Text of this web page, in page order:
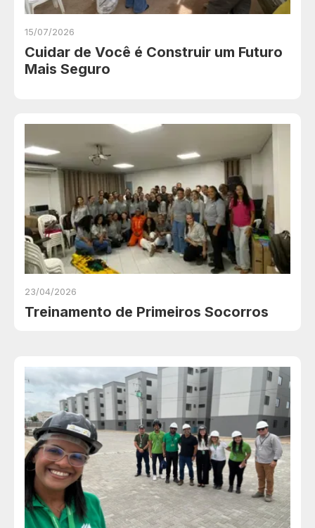
15/07/2026
Cuidar de Você é Construir um Futuro
Mais Seguro
23/04/2026
Treinamento de Primeiros Socorros